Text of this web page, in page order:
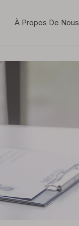
À Propos De Nous